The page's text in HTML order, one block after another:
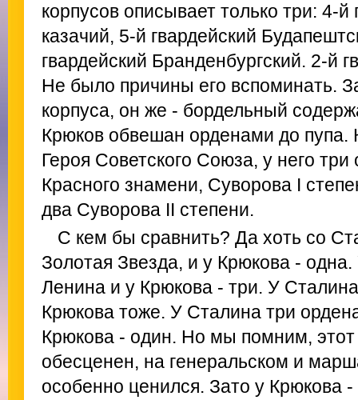
корпусов описывает только три: 4-й
казачий, 5-й гвардейский
гвардейский Бранденбургский. 2-й
Не было причины его вспоминать.
корпуса, он же - бордельный
Крюков обвешан орденами до
Героя Советского Союза, у него
Красного знамени, Суворова I
два Суворова II степени.
С кем бы сравнить? Да хоть со
Золотая Звезда, и у Крюкова -
Ленина и у Крюкова - три. У
Крюкова тоже. У Сталина три
Крюкова - один. Но мы помним,
обесценен, на генеральском и
особенно ценился. Зато у Крюкова -